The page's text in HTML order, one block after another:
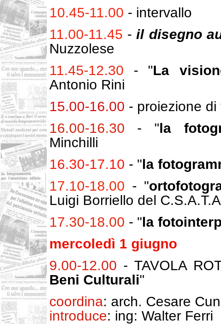
10.45-11.00 - intervallo
11.00-11.45 -il disegno
Nuzzolese
11.45-12.30 - "La
Antonio Rini
15.00-16.00 - proiezione
16.00-16.30 - "la
Minchilli
16.30-17.10 - "la
17.10-18.00 - "
Luigi Borriello del
17.30-18.00 - "la
mercoledì 1 giugno
9.00-12.00 - TAVOLA
Beni Culturali"
coordina: arch. Cesare
introduce: ing: Walter Ferri